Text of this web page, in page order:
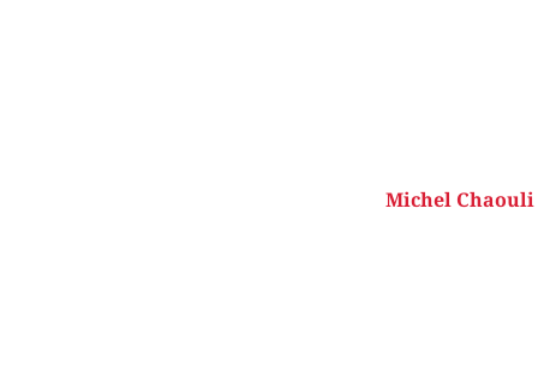
Michel Chaouli